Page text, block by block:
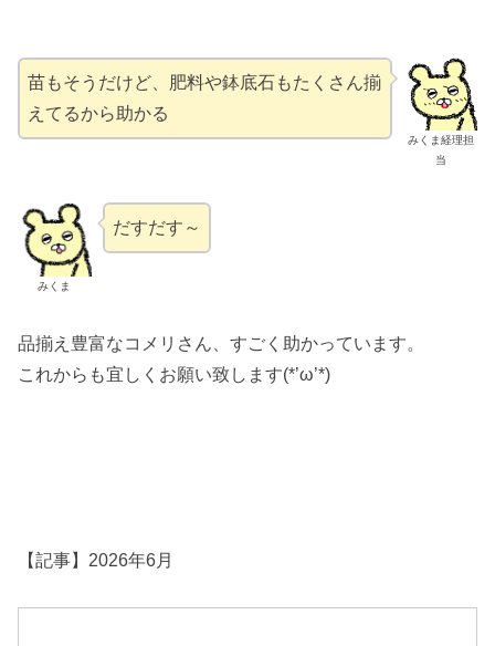
みくま経理担
当
苗もそうだけど、肥料や鉢底石もたくさん揃
えてるから助かる
みくま
だすだす～
品揃え豊富なコメリさん、すごく助かっています。
これからも宜しくお願い致します(*’ω’*)
【記事】2026年6月